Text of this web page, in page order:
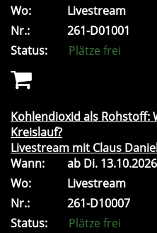
Wo:
Livestream
Nr.:
261-D01001
Status:
Plätze frei
Kohlendioxid als Rohstoff:
Kreislauf?
Livestream mit Claus
Wann:
ab Di.
Wo:
Livestream
Nr.:
261-D10007
Status:
Plätze frei